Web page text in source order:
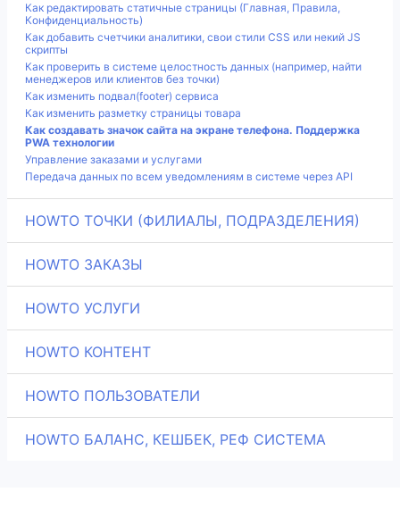
Как редактировать статичные страницы (Главная, Правила,
Конфиденциальность)
Как добавить счетчики аналитики, свои стили CSS или некий JS
скрипты
Как проверить в системе целостность данных (например, найти
менеджеров или клиентов без точки)
Как изменить подвал(footer) сервиса
Как изменить разметку страницы товара
Как создавать значок сайта на экране телефона. Поддержка
PWA технологии
Управление заказами и услугами
Передача данных по всем уведомлениям в системе через API
HOWTO ТОЧКИ (ФИЛИАЛЫ, ПОДРАЗДЕЛЕНИЯ)
HOWTO ЗАКАЗЫ
HOWTO УСЛУГИ
HOWTO КОНТЕНТ
HOWTO ПОЛЬЗОВАТЕЛИ
HOWTO БАЛАНС, КЕШБЕК, РЕФ СИСТЕМА